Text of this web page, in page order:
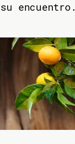
encuentro.